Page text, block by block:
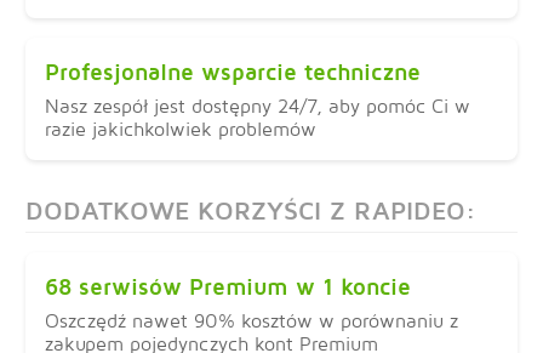
Profesjonalne wsparcie techniczne
Nasz zespół jest dostępny 24/7, aby pomóc Ci w
razie jakichkolwiek problemów
DODATKOWE KORZYŚCI Z RAPIDEO:
68 serwisów Premium w 1 koncie
Oszczędź nawet 90% kosztów w porównaniu z
zakupem pojedynczych kont Premium